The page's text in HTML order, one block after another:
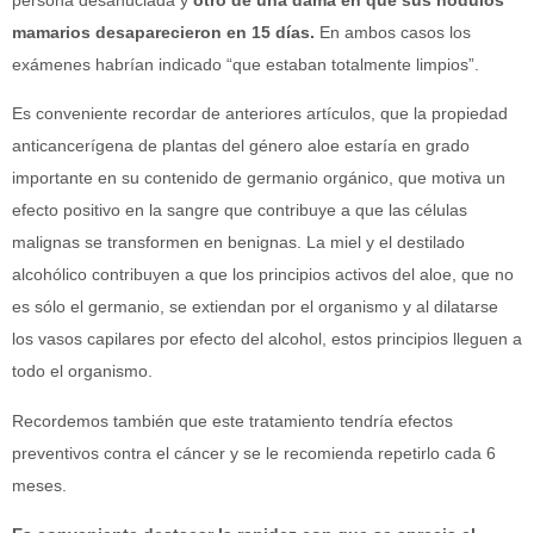
mamarios desaparecieron en 15 días. En ambos casos los
exámenes habrían indicado “que estaban totalmente limpios”.
Es conveniente recordar de anteriores artículos, que la propiedad
anticancerígena de plantas del género aloe estaría en grado
importante en su contenido de germanio orgánico, que motiva un
efecto positivo en la sangre que contribuye a que las células
malignas se transformen en benignas. La miel y el destilado
alcohólico contribuyen a que los principios activos del aloe, que no
es sólo el germanio, se extiendan por el organismo y al dilatarse
los vasos capilares por efecto del alcohol, estos principios lleguen a
todo el organismo.
Recordemos también que este tratamiento tendría efectos
preventivos contra el cáncer y se le recomienda repetirlo cada 6
meses.